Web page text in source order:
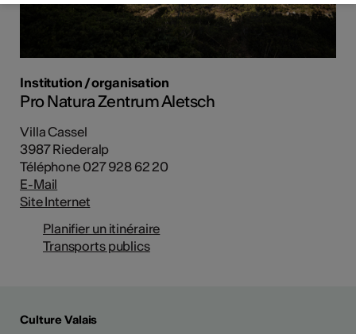
Institution / organisation
Pro Natura Zentrum Aletsch
Villa Cassel
3987 Riederalp
Téléphone 027 928 62 20
E-Mail
Site Internet
Planifier un itinéraire
Transports publics
Culture Valais